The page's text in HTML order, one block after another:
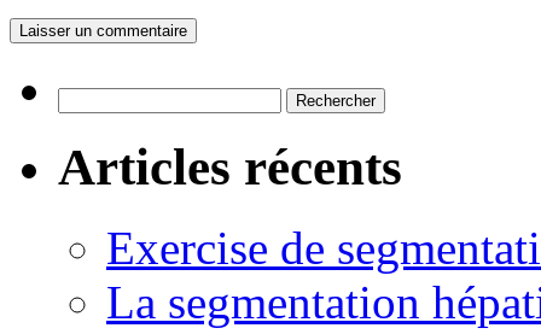
Articles récents
Exercise de
La segmentation